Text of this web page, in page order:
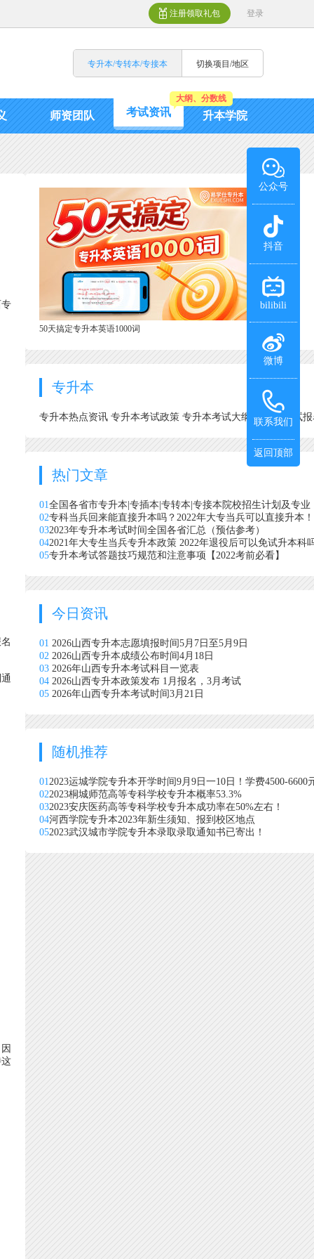
注册领取礼包 登录
专升本/专转本/专接本 切换项目/地区
师资团队 考试资讯
大纲、分数线
升本学院
50天搞定专升本英语1000词
专升本
专升本热点资讯 专升本考试政策 专升本考试大纲 专升本考试
热门文章
01全国各省市专升本|专插本|专转本|专接本院校招生计划及专业
02专科当兵回来能直接升本吗？2022年大专当兵可以直接升本！
032023年专升本考试时间全国各省汇总（预估参考）
042021年大专生当兵专升本政策 2022年退役后可以免试升本科
05专升本考试答题技巧规范和注意事项【2022考前必看】
今日资讯
01 2026山西专升本志愿填报时间5月7日至5月9日
02 2026山西专升本成绩公布时间4月18日
03 2026年山西专升本考试科目一览表
04 2026山西专升本政策发布 1月报名，3月考试
05 2026年山西专升本考试时间3月21日
随机推荐
012023运城学院专升本开学时间9月9日一10日！学费4500-6600
022023桐城师范高等专科学校专升本概率53.3%
032023安庆医药高等专科学校专升本成功率在50%左右！
04河西学院专升本2023年新生须知、报到校区地点
052023武汉城市学院专升本录取录取通知书已寄出！
公众号
抖音
bilibili
微博
联系我们
返回顶部